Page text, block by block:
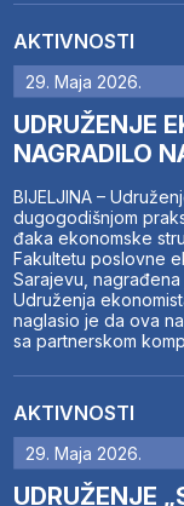
AKTIVNOSTI
29. Maja 2026.
UDRUŽENJE
NAGRADILO
BIJELJINA –
dugogodišnjom
đaka ekonomske
Fakultetu poslovne
Sarajevu,
Udruženja
naglasio je da ova
sa partnerskom
AKTIVNOSTI
29. Maja 2026.
UDRUŽENJE